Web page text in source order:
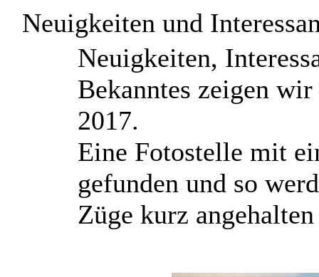
Neuigkeiten und
Neuigkeiten,
Bekanntes zeigen
2017.
Eine Fotostelle mit
gefunden und so
Züge kurz